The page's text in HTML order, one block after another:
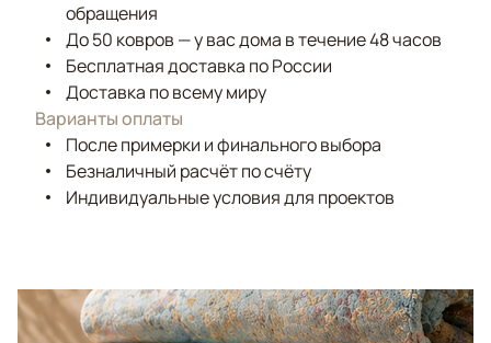
обращения
До 50 ковров — у вас дома в течение 48 часов
Бесплатная доставка по России
Доставка по всему миру
Варианты оплаты
После примерки и финального выбора
Безналичный расчёт по счёту
Индивидуальные условия для проектов